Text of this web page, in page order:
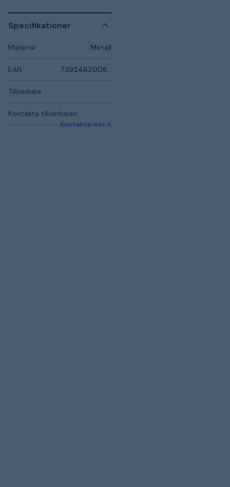
Specifikationer
Material Metall
EAN 7392462008933
Tillverkare
Kontakta tillverkaren
Kontakta oss för mer information